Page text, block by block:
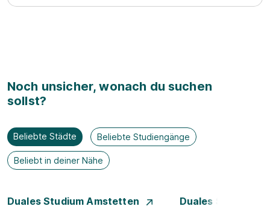
Noch unsicher, wonach du suchen
sollst?
Beliebte Städte Beliebte Studiengänge
Beliebt in deiner Nähe
Duales Studium Amstetten
Duales Studium